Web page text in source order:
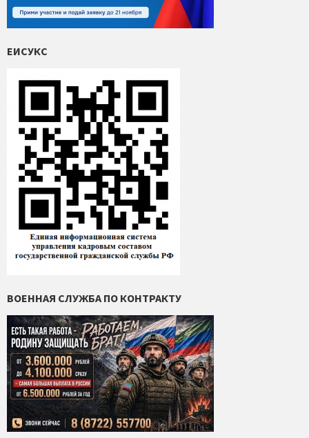
ЕИСУКС
ВОЕННАЯ СЛУЖБА ПО КОНТРАКТУ